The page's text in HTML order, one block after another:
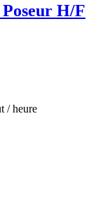
H/F
/ heure